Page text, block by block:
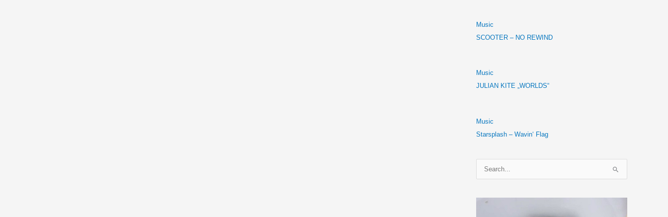
Music
SCOOTER – NO REWIND
Music
JULIAN KITE „WORLDS“
Music
Starsplash – Wavin‘ Flag
u